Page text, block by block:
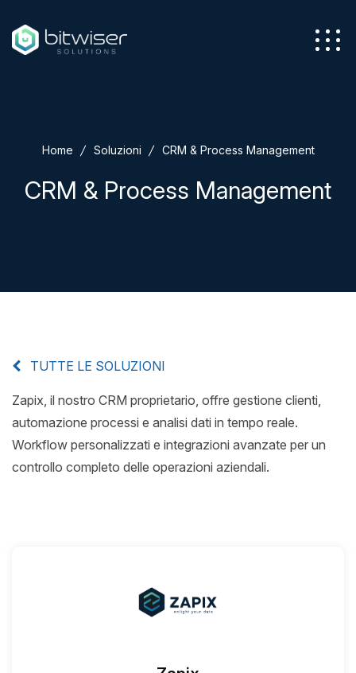
Servizi
Soluzioni
News
Insights
Home Soluzioni CRM & Process Management
CRM & Process Management
TUTTE LE SOLUZIONI
Zapix, il nostro CRM proprietario, offre gestione clienti,
automazione processi e analisi dati in tempo reale.
Workflow personalizzati e integrazioni avanzate per un
controllo completo delle operazioni aziendali.